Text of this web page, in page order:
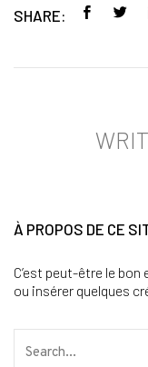
SHARE:
À PROPOS DE CE
C’est peut-être le
ou insérer quelques